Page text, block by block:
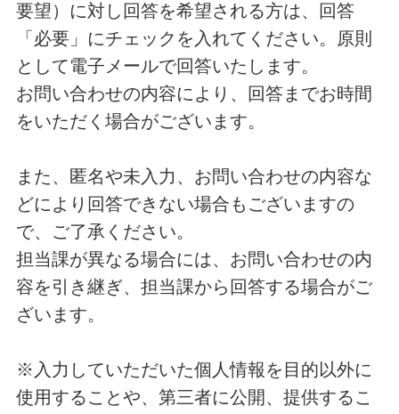
要望）に対し回答を希望される方は、回答
「必要」にチェックを入れてください。原則
として電子メールで回答いたします。
お問い合わせの内容により、回答までお時間
をいただく場合がございます。
また、匿名や未入力、お問い合わせの内容な
どにより回答できない場合もございますの
で、ご了承ください。
担当課が異なる場合には、お問い合わせの内
容を引き継ぎ、担当課から回答する場合がご
ざいます。
※入力していただいた個人情報を目的以外に
使用することや、第三者に公開、提供するこ